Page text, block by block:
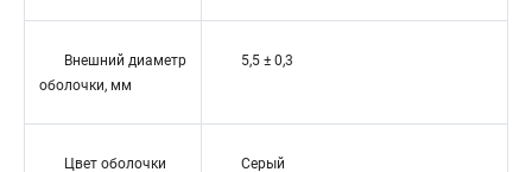
Внешний диаметр
оболочки, мм
5,5 ± 0,3
Цвет оболочки Серый